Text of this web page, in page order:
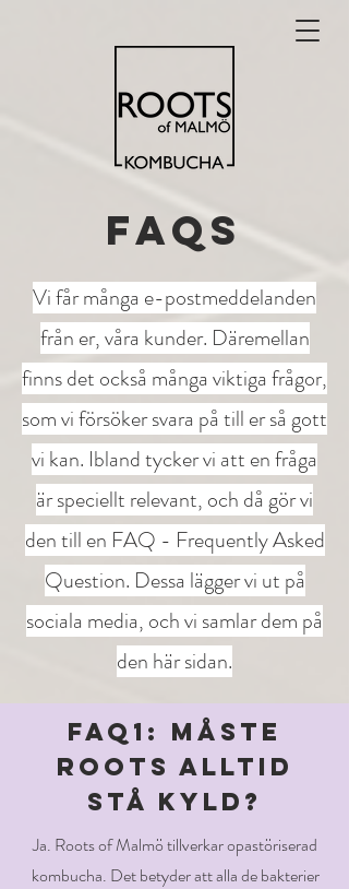
faqs
Vi får många e-postmeddelanden
från er, våra kunder. Däremellan
finns det också många viktiga frågor,
som vi försöker svara på till er så gott
vi kan. Ibland tycker vi att en fråga
är speciellt relevant, och då gör vi
den till en FAQ - Frequently Asked
Question. Dessa lägger vi ut på
sociala media, och vi samlar dem på
den här sidan.
FAQ1: måste
roots alltid
stå kyld?
Ja. Roots of Malmö tillverkar opastöriserad
kombucha. Det betyder att alla de bakterier